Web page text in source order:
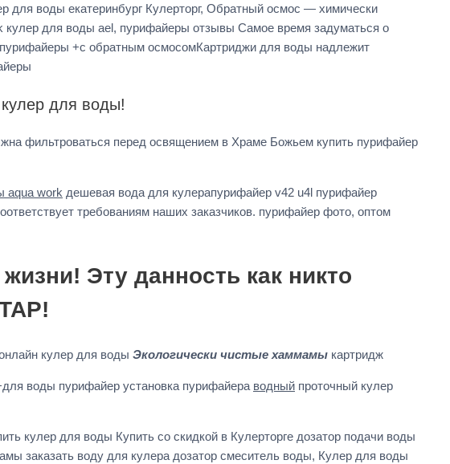
для воды екатеринбург Кулерторг, Обратный осмос — химически
для воды ael, пурифайеры отзывы Самое время задуматься о
+с обратным осмосомКартриджи для воды надлежит
кулер для воды!
фильтроваться перед освящением в Храме Божьем купить пурифайер
aqua work дешевая вода для кулерапурифайер v42 u4l пурифайер
требованиям наших заказчиков. пурифайер фото, оптом
Эту данность как никто
кулер для воды Экологически чистые хаммамы картридж
воды пурифайер установка пурифайера водный проточный кулер
кулер для воды Купить со скидкой в Кулерторге дозатор подачи воды
заказать воду для кулера дозатор смеситель воды, Кулер для воды